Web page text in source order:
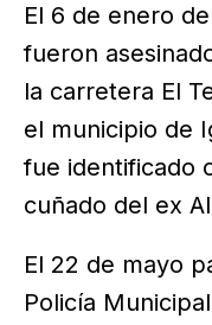
El 6 de enero
fueron
la carretera El
el municipio de
fue identificado
cuñado del ex
El 22 de mayo
Policía